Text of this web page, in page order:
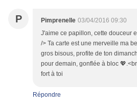
P Pimprenelle 03/04/2016 09:30
J'aime ce papillon, cette douceur
/> Ta carte est une merveille ma
gros bisous, profite de ton
pour demain, gonflée à bloc
fort à toi
Répondre